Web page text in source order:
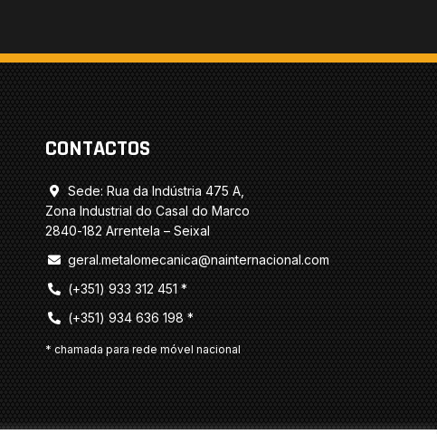
CONTACTOS

Sede: Rua da Indústria 475 A,
Zona Industrial do Casal do Marco
2840-182 Arrentela – Seixal
 geral.metalomecanica@nainternacional.com
 (+351) 933 312 451 *
 (+351) 934 636 198 *
* chamada para rede móvel nacional